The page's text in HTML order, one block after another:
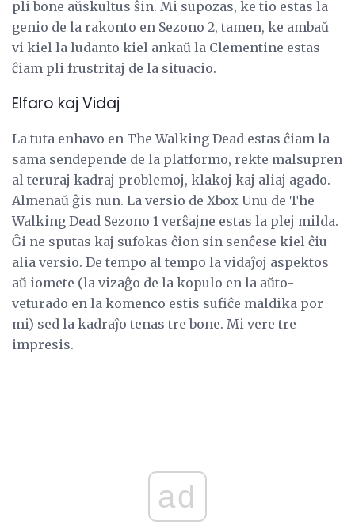
pli bone aŭskultus ŝin. Mi supozas, ke tio estas la
genio de la rakonto en Sezono 2, tamen, ke ambaŭ
vi kiel la ludanto kiel ankaŭ la Clementine estas
ĉiam pli frustritaj de la situacio.
Elfaro kaj Vidaj
La tuta enhavo en The Walking Dead estas ĉiam la
sama sendepende de la platformo, rekte malsupren
al teruraj kadraj problemoj, klakoj kaj aliaj agado.
Almenaŭ ĝis nun. La versio de Xbox Unu de The
Walking Dead Sezono 1 verŝajne estas la plej milda.
Ĝi ne sputas kaj sufokas ĉion sin senĉese kiel ĉiu
alia versio. De tempo al tempo la vidaĵoj aspektos
aŭ iomete (la vizaĝo de la kopulo en la aŭto-
veturado en la komenco estis sufiĉe maldika por
mi) sed la kadraĵo tenas tre bone. Mi vere tre
impresis.
ad